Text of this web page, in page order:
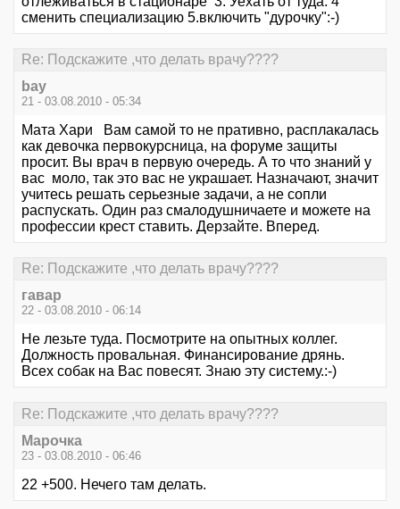
сменить специализацию 5.включить "дурочку":-)
Re: Подскажите ,что делать врачу????
bay
21 - 03.08.2010 - 05:34
Мата Хари Вам самой то не пративно, расплакалась
как девочка первокурсница, на форуме защиты
просит. Вы врач в первую очередь. А то что знаний у
вас моло, так это вас не украшает. Назначают, значит
учитесь решать серьезные задачи, а не сопли
распускать. Один раз смалодушничаете и можете на
профессии крест ставить. Дерзайте. Вперед.
Re: Подскажите ,что делать врачу????
гавар
22 - 03.08.2010 - 06:14
Не лезьте туда. Посмотрите на опытных коллег.
Должность провальная. Финансирование дрянь.
Всех собак на Вас повесят. Знаю эту систему.:-)
Re: Подскажите ,что делать врачу????
Марочка
23 - 03.08.2010 - 06:46
22 +500. Нечего там делать.